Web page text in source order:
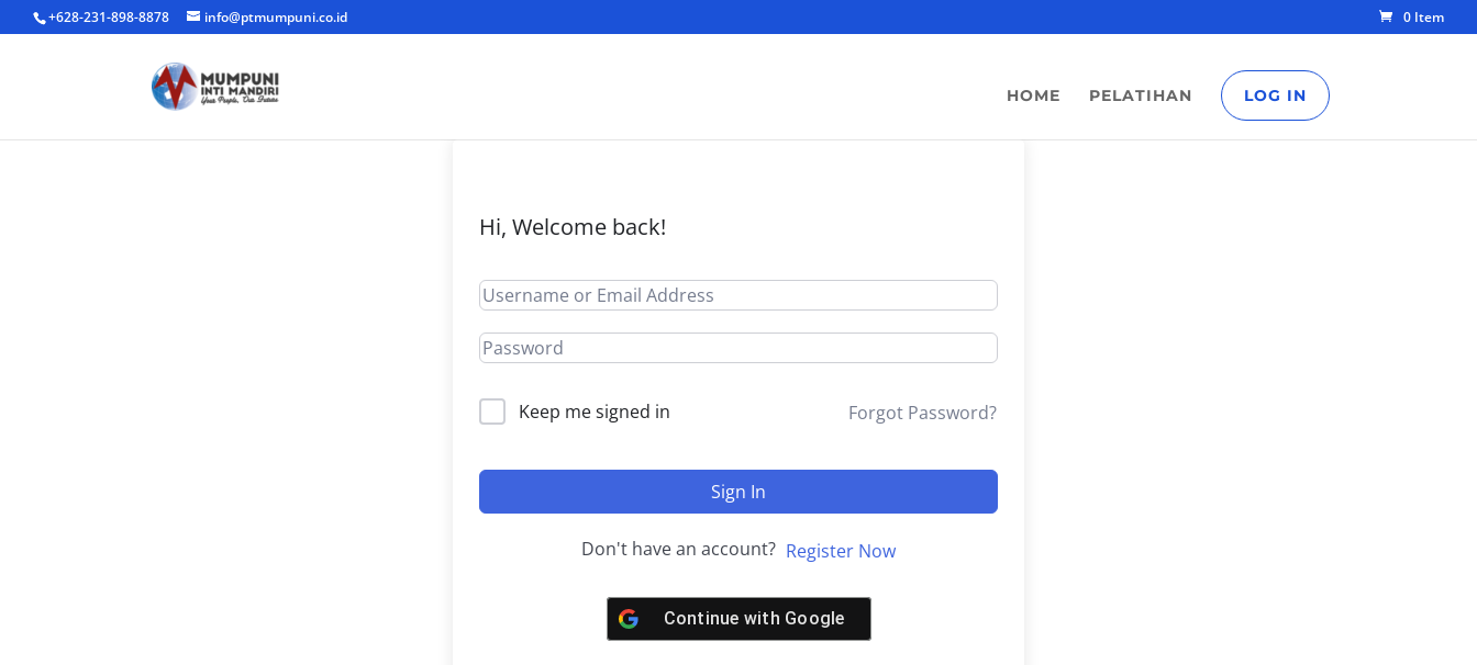
+628-231-898-8878 info@ptmumpuni.co.id 0 Item
HOME PELATIHAN LOG IN
Hi, Welcome back!
Keep me signed in Forgot Password?
Sign In
Don't have an account? Register Now
Continue with Google